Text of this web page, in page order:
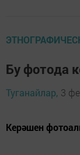
Бу фотода
Туганайлар, 3
Керәшен